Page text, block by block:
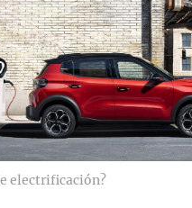
electrificación?